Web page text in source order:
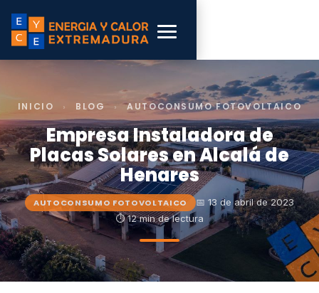
INICIO › BLOG › AUTOCONSUMO FOTOVOLTAICO
Empresa Instaladora de
Placas Solares en Alcalá de
Henares
AUTOCONSUMO FOTOVOLTAICO
📅 13 de abril de 2023
⏱ 12 min de lectura